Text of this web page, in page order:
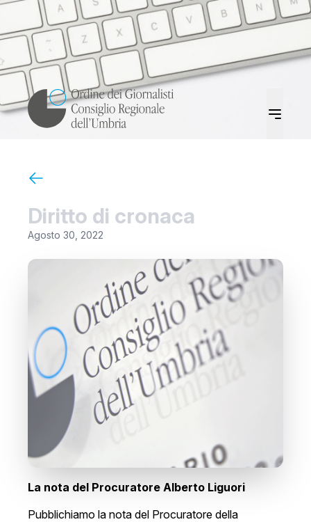
Diritto di cronaca
Agosto 30, 2022
La nota del Procuratore Alberto Liguori
Pubblichiamo la nota del Procuratore della